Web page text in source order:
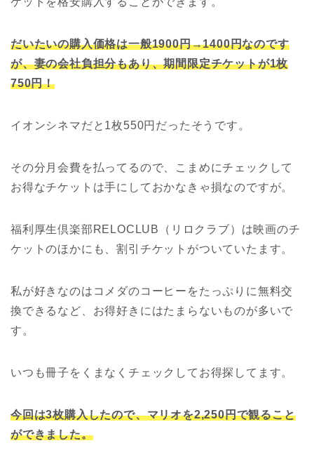
だいたいの購入価格は一般1900円→1400円なのです
が、妻の会社負担分もあり、期間限定チケットが1枚
750円！
イオンシネマだと1枚550円だったそうです。
その分月会費を払ってるので、こまめにチェックして
お得なチケットは手にしておかなきゃ損なのですが。
福利厚生倶楽部RELOCLUB（リロクラブ）は映画のチ
ケットのほかにも、割引チケットがついていたます。
私が好きなのはコメダのコーヒーをたっぷりに無料交
換できるなど、お得好きにはたまらないものが多いで
す。
いつも冊子をくまなくチェックしてお得探してます。
今回は3枚購入したので、マリオを2,250円で観ること
ができました。